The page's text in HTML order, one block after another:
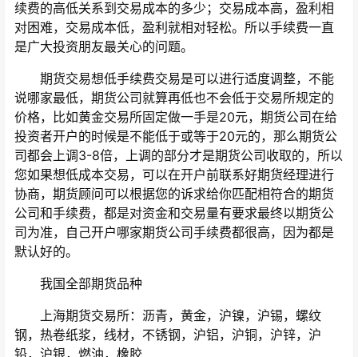
续费的高低关系到交易成本的多少；交易成本高，盈利相
对困难，交易成本低，盈利就相对轻松。所以手续费一直
是广大投资朋友最关心的问题。
期货交易想低手续费交易是可以进行适度调整，不能
说哪家最低，期货公司就算再低也不会低于交易所规定的
价格，比如黄金交易所固定做一手是20元，期货公司在给
投资者开户的时候是不能低于或等于20元的，那么期货公
司都会上调3-8倍，上调的部分才是期货公司收取的，所以
您如果想低成本交易，可以在开户前联系好期货经理进行
协商，期货顾问可以根据您的诉求给你匹配相符合的期货
公司和手续费，都是对资金和交易量有要求最终以期货公
司为准，自己开户哪家期货公司手续费都很高，因为都是
默认好的。
我国全部期货品种
上海期货交易所：沥青，黄金，沪镍，沪锡，螺纹
钢，热卷纸浆，线材，不锈钢，沪铝，沪铜，沪锌，沪